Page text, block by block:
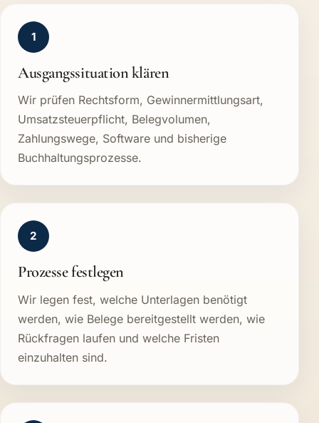
1
Ausgangssituation klären
Wir prüfen Rechtsform, Gewinnermittlungsart,
Umsatzsteuerpflicht, Belegvolumen,
Zahlungswege, Software und bisherige
Buchhaltungsprozesse.
2
Prozesse festlegen
Wir legen fest, welche Unterlagen benötigt
werden, wie Belege bereitgestellt werden, wie
Rückfragen laufen und welche Fristen
einzuhalten sind.